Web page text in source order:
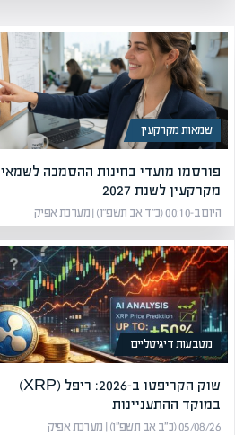
שמאות מקרקעין
פורסמו מועדי בחינות ההסמכה לשמאי
מקרקעין לשנת 2027
היום ב-00:10 (כ״ד אב תשפ״ו) | מערכת אפיק
מטבעות דיגיטליים
שוק הקריפטו ב-2026: ריפל (XRP)
במוקד ההתעניינות
05/08/26 (כ״ב אב תשפ״ו) | מערכת אפיק